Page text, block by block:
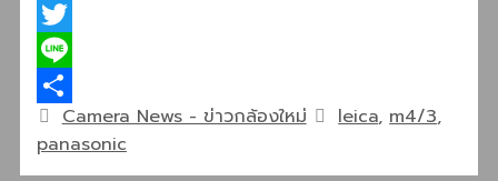
Facebook
Twitter
Line
ShareCategories
Camera News - ข่าวกล้องใหม่ Tags
leica,m4/3,
panasonic